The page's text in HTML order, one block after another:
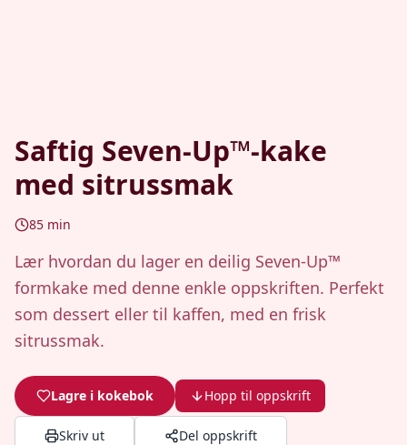
Saftig Seven-Up™-kake
med sitrussmak
85 min
Lær hvordan du lager en deilig Seven-Up™
formkake med denne enkle oppskriften. Perfekt
som dessert eller til kaffen, med en frisk
sitrussmak.
Lagre i kokebok Hopp til oppskrift
Skriv ut Del oppskrift